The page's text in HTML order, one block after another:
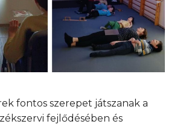
fontos szerepet játszanak a
fejlődésében és